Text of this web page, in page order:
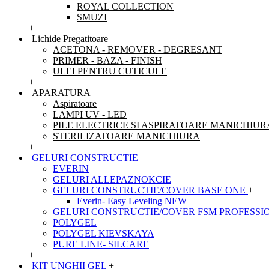
ROYAL COLLECTION
SMUZI
+
Lichide Pregatitoare
ACETONA - REMOVER - DEGRESANT
PRIMER - BAZA - FINISH
ULEI PENTRU CUTICULE
+
APARATURA
Aspiratoare
LAMPI UV - LED
PILE ELECTRICE SI ASPIRATOARE
STERILIZATOARE MANICHIURA
+
GELURI CONSTRUCTIE
EVERIN
GELURI ALLEPAZNOKCIE
GELURI CONSTRUCTIE/COVER BASE ONE +
Everin- Easy Leveling NEW
GELURI CONSTRUCTIE/COVER FSM
POLYGEL
POLYGEL KIEVSKAYA
PURE LINE- SILCARE
+
KIT UNGHII GEL +